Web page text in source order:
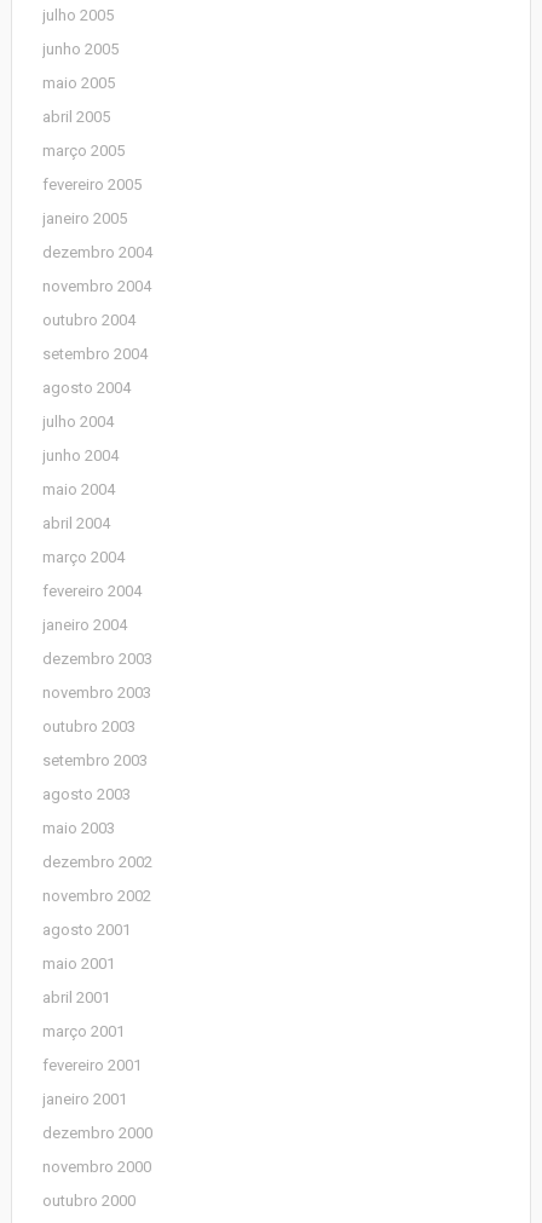
julho 2005
junho 2005
maio 2005
abril 2005
março 2005
fevereiro 2005
janeiro 2005
dezembro 2004
novembro 2004
outubro 2004
setembro 2004
agosto 2004
julho 2004
junho 2004
maio 2004
abril 2004
março 2004
fevereiro 2004
janeiro 2004
dezembro 2003
novembro 2003
outubro 2003
setembro 2003
agosto 2003
maio 2003
dezembro 2002
novembro 2002
agosto 2001
maio 2001
abril 2001
março 2001
fevereiro 2001
janeiro 2001
dezembro 2000
novembro 2000
outubro 2000